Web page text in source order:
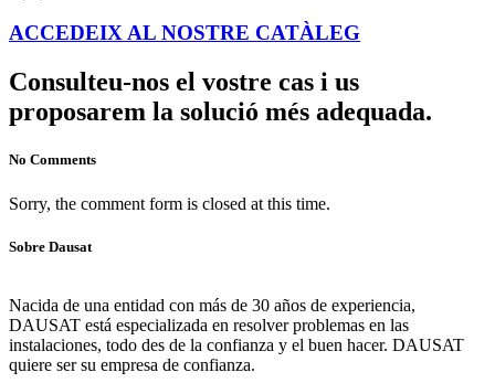
ACCEDEIX AL NOSTRE CATÀLEG
Consulteu-nos el vostre cas i us
proposarem la solució més adequada.
No Comments
Sorry, the comment form is closed at this time.
Sobre Dausat
Nacida de una entidad con más de 30 años de experiencia,
DAUSAT está especializada en resolver problemas en las
instalaciones, todo des de la confianza y el buen hacer. DAUSAT
quiere ser su empresa de confianza.